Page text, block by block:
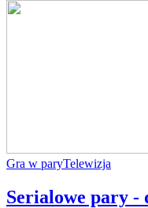
Gra w paryTelewizja
Serialowe pary -